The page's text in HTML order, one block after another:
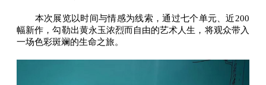
本次展览以时间与情感为线索，通过七个单元、近200
幅新作，勾勒出黄永玉浓烈而自由的艺术人生，将观众带入
一场色彩斑斓的生命之旅。